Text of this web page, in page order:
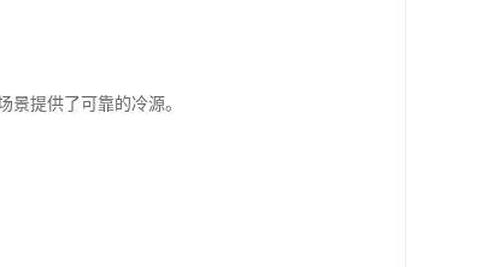
提供了可靠的冷源。